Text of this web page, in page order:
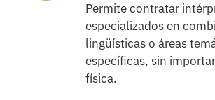
Permite contratar
especializados en
lingüísticas o áreas
específicas, sin
física.